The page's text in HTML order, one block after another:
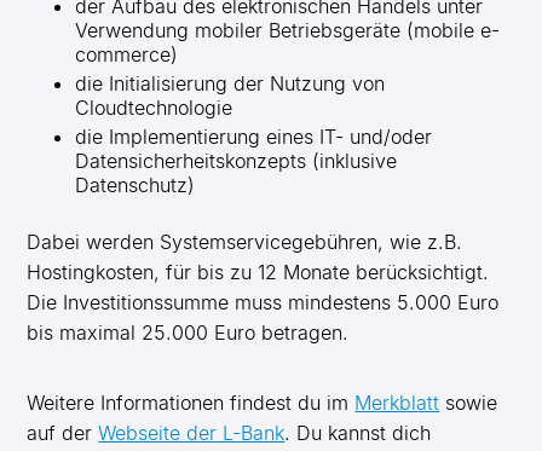
der Aufbau des elektronischen Handels unter
Verwendung mobiler Betriebsgeräte (mobile e-
commerce)
die Initialisierung der Nutzung von
Cloudtechnologie
die Implementierung eines IT- und/oder
Datensicherheitskonzepts (inklusive
Datenschutz)
Dabei werden Systemservicegebühren, wie z.B.
Hostingkosten, für bis zu 12 Monate berücksichtigt.
Die Investitionssumme muss mindestens 5.000 Euro
bis maximal 25.000 Euro betragen.
Weitere Informationen findest du im Merkblatt sowie
auf derWebseite der L-Bank. Du kannst dich